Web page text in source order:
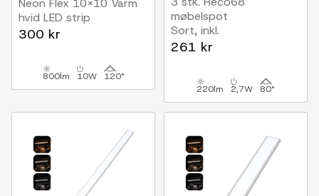
Neon Flex 10x10 Varm
hvid LED strip
24V DC, Ingen
300 kr
800lm 10W 120°
møbelspot
Sort, inkl.
strømforsyning
261 kr
220lm 2,7W 80°